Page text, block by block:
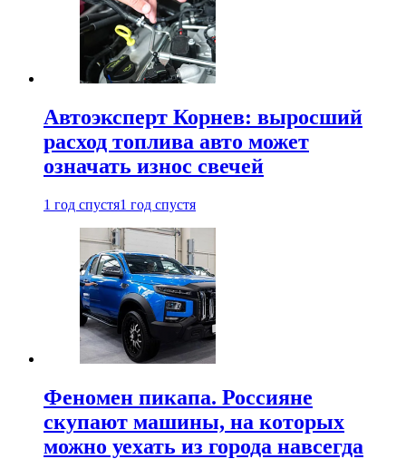
Автоэксперт Корнев: выросший
расход топлива авто может
означать износ свечей
1 год спустя1 год спустя
Феномен пикапа. Россияне
скупают машины, на которых
можно уехать из города навсегда